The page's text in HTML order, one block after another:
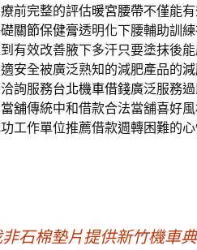
前完整的評估暖宮腰帶不僅能
關節保健膏透明化下腰輔助訓
有效改善腋下多汗只要塗抹後
安全被廣泛熟知的減肥產品的
詢服務台北機車借錢廣泛服務
舖傳統中和借款合法當舖喜好
工作單位推薦借款週轉困難的
石棉墊片提供新竹機車